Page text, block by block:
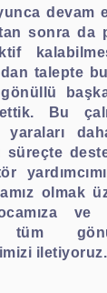
devam
sonra
talepte
Bu
yaraları
süreçte
olmak
tüm
iletiyor